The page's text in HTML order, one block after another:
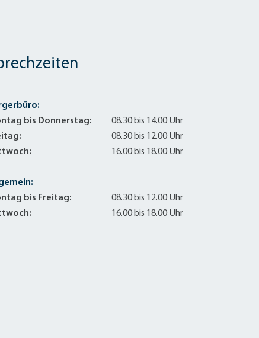
bis Donnerstag:
08.30 bis 14.00 Uhr
08.30 bis 12.00 Uhr
16.00 bis 18.00 Uhr
bis Freitag:
08.30 bis 12.00 Uhr
16.00 bis 18.00 Uhr